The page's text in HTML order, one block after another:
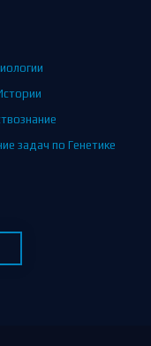
задач по Генетике